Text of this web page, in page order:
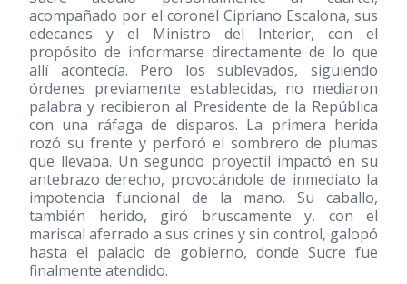
acompañado por el coronel Cipriano Escalona, sus
edecanes y el Ministro del Interior, con el
propósito de informarse directamente de lo que
allí acontecía. Pero los sublevados, siguiendo
órdenes previamente establecidas, no mediaron
palabra y recibieron al Presidente de la República
con una ráfaga de disparos. La primera herida
rozó su frente y perforó el sombrero de plumas
que llevaba. Un segundo proyectil impactó en su
antebrazo derecho, provocándole de inmediato la
impotencia funcional de la mano. Su caballo,
también herido, giró bruscamente y, con el
mariscal aferrado a sus crines y sin control, galopó
hasta el palacio de gobierno, donde Sucre fue
finalmente atendido.